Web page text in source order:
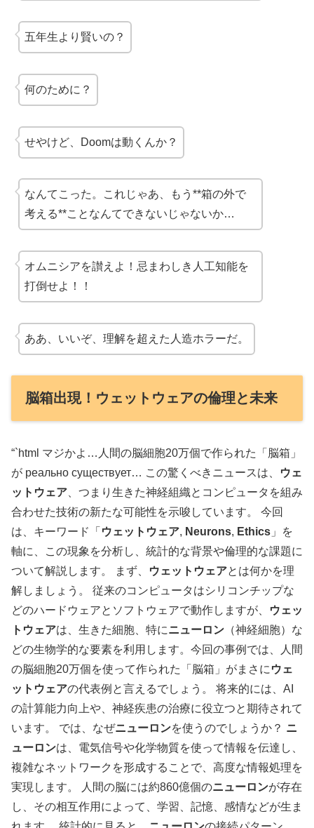
五年生より賢いの？
何のために？
せやけど、Doomは動くんか？
なんてこった。これじゃあ、もう**箱の外で
考える**ことなんてできないじゃないか…
オムニシアを讃えよ！忌まわしき人工知能を
打倒せよ！！
ああ、いいぞ、理解を超えた人造ホラーだ。
脳箱出現！ウェットウェアの倫理と未来
“`html マジかよ…人間の脳細胞20万個で作られた「脳箱」
が реально существует… この驚くべきニュースは、
ウェ
ットウェア 、つまり生きた神経組織とコンピュータを組み
合わせた技術の新たな可能性を示唆しています。 今回
は、キーワード「 ウェットウェア, Neurons, Ethics 」を
軸に、この現象を分析し、統計的な背景や倫理的な課題に
ついて解説します。
まず、 ウェットウェアとは何かを理
解しましょう。 従来のコンピュータはシリコンチップな
どのハードウェアとソフトウェアで動作しますが、
ウェッ
トウェアは、生きた細胞、特にニューロン （神経細胞）な
どの生物学的な要素を利用します。今回の事例では、人間
の脳細胞20万個を使って作られた「脳箱」がまさに ウェ
ットウェアの代表例と言えるでしょう。 将来的には、AI
の計算能力向上や、神経疾患の治療に役立つと期待されて
います。 では、なぜニューロンを使うのでしょうか？ ニ
ューロンは、電気信号や化学物質を使って情報を伝達し、
複雑なネットワークを形成することで、高度な情報処理を
実現します。 人間の脳には約860億個のニューロンが存在
し、その相互作用によって、学習、記憶、感情などが生ま